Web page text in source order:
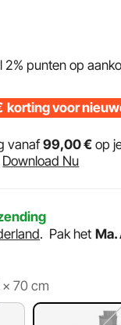
2% punten op
korting voor
vanaf99,00€ op
Download Nu
. Pak het Ma.
x 70 cm